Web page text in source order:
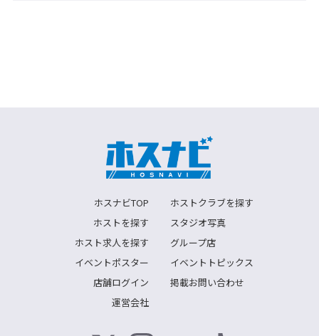
ホスナビTOP
ホストクラブを探す
ホストを探す
スタジオ写真
ホスト求人を探す
グループ店
イベントポスター
イベントトピックス
店舗ログイン
掲載お問い合わせ
運営会社